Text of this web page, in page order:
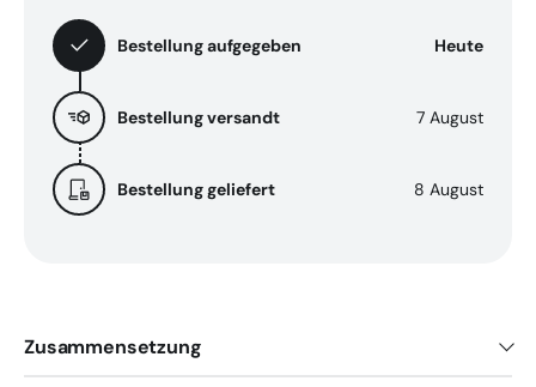
10
ml
10
Bestellung aufgegeben Heute
Bestellung versandt 7 August
Bestellung geliefert 8 August
Zusammensetzung